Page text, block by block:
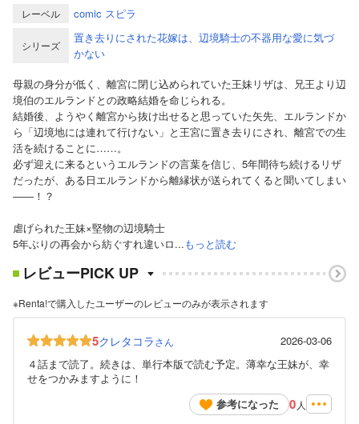
レーベル comic スピラ
シリーズ
置き去りにされた花嫁は、辺境騎士の不器用な愛に気づ
かない
母親の身分が低く、離宮に閉じ込められていた王妹リザは、兄王より辺
境伯のエルランドとの政略結婚を命じられる。
結婚後、ようやく離宮から抜け出せると思っていた矢先、エルランドか
ら「辺境地には連れて行けない」と王宮に置き去りにされ、離宮での生
活を続けることに……。
必ず迎えに来るというエルランドの言葉を信じ、5年間待ち続けるリザ
だったが、ある日エルランドから離縁状が送られてくると聞いてしまい
――！？
虐げられた王妹×堅物の辺境騎士
5年ぶりの再会から紡ぐすれ違いロ...もっと読む
レビューPICK UP
※Renta!で購入したユーザーのレビューのみが表示されます
5クレタコラさん
2026-03-06
４話まで読了。続きは、単行本版で読む予定。薄幸な王妹が、幸
せをつかみますように！
参考になった
0 人